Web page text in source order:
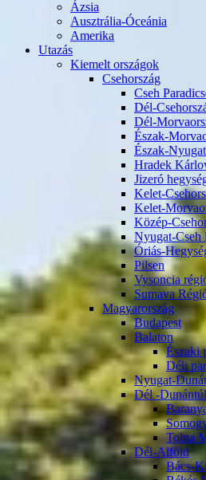
Ázsia
Ausztrália-Óceánia
Amerika
Utazás
Kiemelt országok
Csehország
Cseh
Dél-
Dél-
Észak-
Észak-
Hradek
Jizeró
Kelet-
Kelet-
Közép-
Nyugat-Cseh
Óriás-
Pilsen
Vysoncia
Sumava
Magyarország
Budapest
Balaton
Északi
Déli
Nyugat-
Dél -Dunántúl
Tolna
Dél-Alföld
Bács-